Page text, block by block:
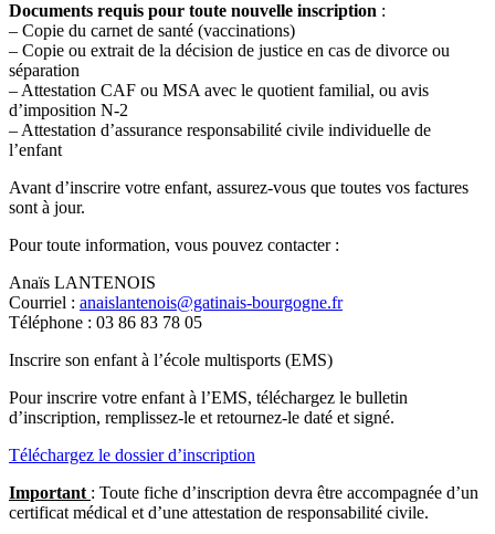
Documents requis pour toute nouvelle inscription :
– Copie du carnet de santé (vaccinations)
– Copie ou extrait de la décision de justice en cas de divorce ou
séparation
– Attestation CAF ou MSA avec le quotient familial, ou avis
d’imposition N-2
– Attestation d’assurance responsabilité civile individuelle de
l’enfant
Avant d’inscrire votre enfant, assurez-vous que toutes vos factures
sont à jour.
Pour toute information, vous pouvez contacter :
Anaïs LANTENOIS
Courriel : anaislantenois@gatinais-bourgogne.fr
Téléphone : 03 86 83 78 05
Inscrire son enfant à l’école multisports (EMS)
Pour inscrire votre enfant à l’EMS, téléchargez le bulletin
d’inscription, remplissez-le et retournez-le daté et signé.
Téléchargez le dossier d’inscription
Important : Toute fiche d’inscription devra être accompagnée d’un
certificat médical et d’une attestation de responsabilité civile.